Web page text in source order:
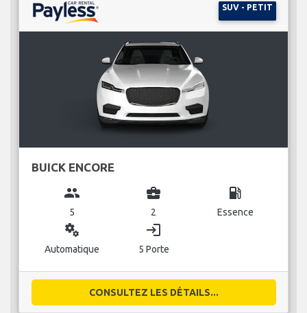
SUV - PETIT
BUICK ENCORE
group
5
business_center
2
local_gas_station
Essence
miscellaneous_services
Automatique
login
5 Porte
CONSULTEZ LES DÉTAILS...